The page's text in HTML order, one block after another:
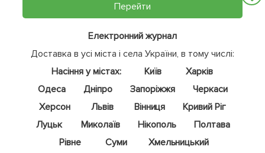
Перейти
Електронний журнал
Доставка в усі міста і села України, в тому числі:
Насіння у містах:
Київ
Харків
Одеса
Дніпро Запоріжжя
Черкаси
Херсон
Львів Вінниця
Кривий Ріг
Луцьк
Миколаїв Нікополь
Полтава
Рівне
Суми
Хмельницький